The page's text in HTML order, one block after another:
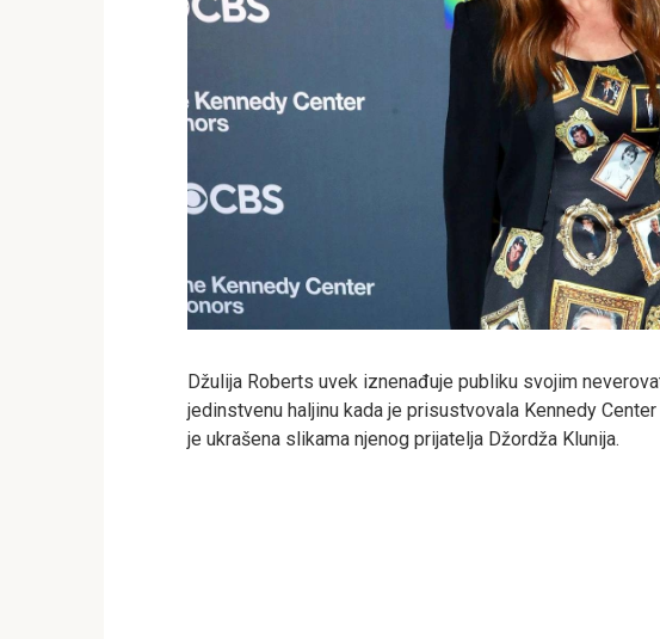
Džulija Roberts uvek iznenađuje publiku svojim
jedinstvenu haljinu kada je prisustvovala Kennedy
je ukrašena slikama njenog prijatelja Džordža Klunija.